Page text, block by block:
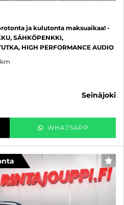
ja kulutonta maksuaikaa! -
SÄHKÖPENKKI,
HIGH PERFORMANCE AUDIO
seinäjoki
WHATSAPP